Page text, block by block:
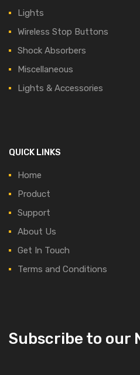
Lights
Wireless Stop Buttons
Shock Absorbers
Miscellaneous
Lights & Accessories
QUICK LINKS
Home
Product
Support
About Us
Get In Touch
Terms and Conditions
Subscribe to our